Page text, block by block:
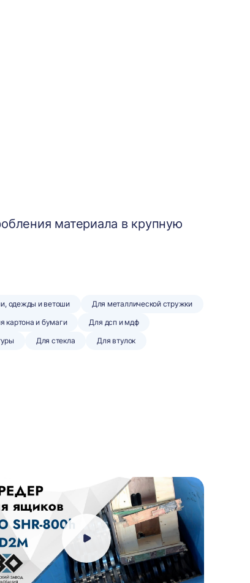
материала в крупную
одежды и ветоши
Для металлической стружки
картона и бумаги
Для дсп и мдф
Для стекла
Для втулок